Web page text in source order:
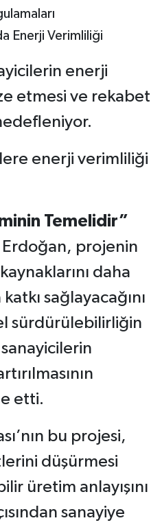
Enerji Verimliliği
enerji
etmesi ve rekabet
Temelidir”
Erdoğan, projenin
daha
sağlayacağını
sürdürülebilirliğin
etti.
bu projesi,
düşürmesi
üretim anlayışını
sanayiye